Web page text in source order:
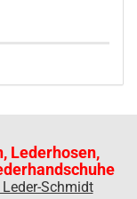
Lederhosen,
Schmidt